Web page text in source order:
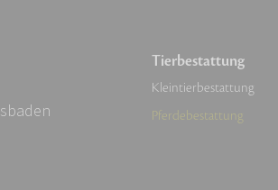
Tierbestattung
Kleintierbestattung
Pferdebestattung